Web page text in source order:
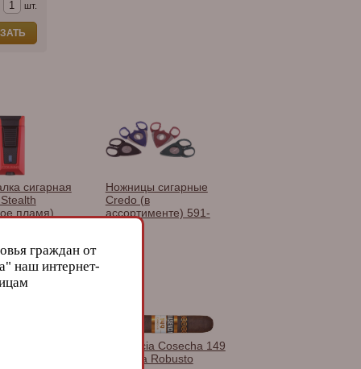
шт.
сигарная
пламя),
Ножницы сигарные
Credo (в
ассортименте) 591-
Plasencia Cosecha 149
La Vega Robusto
граждан от
наш интернет-